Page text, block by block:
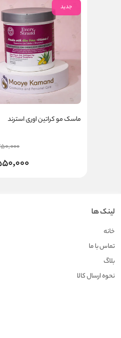
جدید
ماسک مو کراتین اوری استرند
لینک ها
خانه
تماس با ما
بلاگ
نحوه ارسال کالا